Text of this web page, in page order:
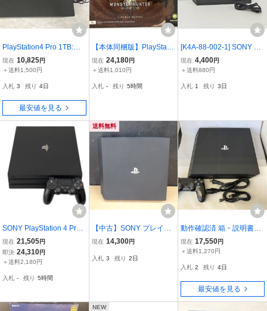
PlayStation4 Pro 1TB:ジ
ェット・ブラック(CUH7
200BB01) 本体のみ
現在 10,825円
＋送料1,500円
入札 3 残り 4日
最安値を見る
【本体同梱版】PlayStatio
n4 Pro モンスターハンタ
ー: WORLD LIOLAEUS E
現在 24,180円
＋送料1,010円
入札 - 残り 5時間
[K4A-88-002-1] SONY ソ
ニー PlayStation4 Pro PS
4Pro 1TB プレイステーシ
中古 動作確認・初期化済
現在 4,400円
＋送料880円
入札 1 残り 3日
SONY PlayStation 4 Pro
CUH-7000B 1TB 家庭用
ゲーム機 家電 中古 O114
88485
現在 21,505円
即決 24,310円
＋送料2,180円
入札 - 残り 5時間
送料無料
【中古】SONY プレイス
テーション4 PS4 Pro 本
ットブラック 1TB FW.11.
現在 14,300円
入札 3 残り 2日
動作確認済 箱・説明書な
し 付属品欠品 PlayStation
4 Pro 1TB:ジェット・ブ
現在 17,550円
＋送料1,270円
入札 2 残り 4日
最安値を見る
NEW